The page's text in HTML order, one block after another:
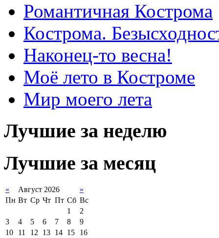
Романтичная Кострома
Кострома.
Наконец-то весна!
Моё лето в Костроме
Мир моего лета
Лучшие за неделю
Лучшие за месяц
« Август 2026
»
Пн Вт Ср Чт Пт Сб Вс
1
2
3
4 5 6 7 8
9
10
11 12 13 14 15
16